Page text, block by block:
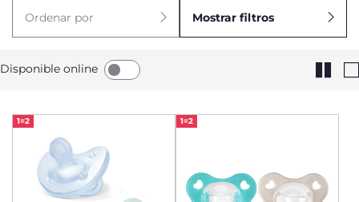
Ordenar por Mostrar filtros
Disponible online
1=2 1=2